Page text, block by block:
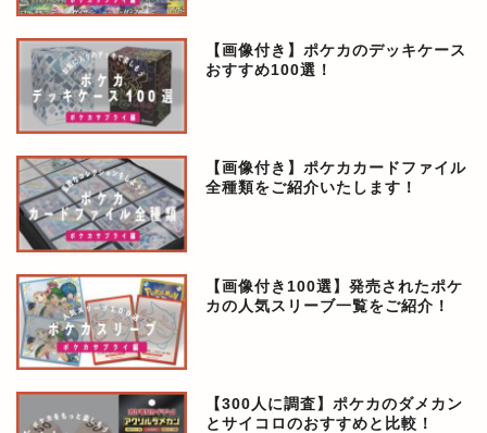
【画像付き】ポケカのデッキケース
おすすめ100選！
【画像付き】ポケカカードファイル
全種類をご紹介いたします！
【画像付き100選】発売されたポケ
カの人気スリーブ一覧をご紹介！
【300人に調査】ポケカのダメカン
とサイコロのおすすめと比較！